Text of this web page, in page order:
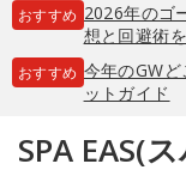
おすすめ 2026年のゴ
想と回避術
おすすめ 今年のGW
ットガイド
SPA EAS(